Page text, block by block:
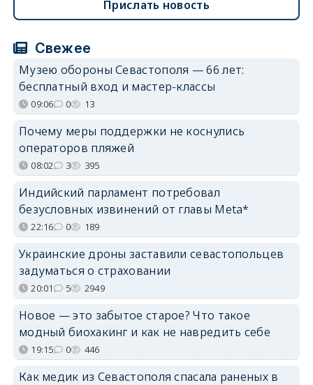
Прислать новость
Свежее
Музею обороны Севастополя — 66 лет:
бесплатный вход и мастер-классы
09:06 0 13
Почему меры поддержки не коснулись
операторов пляжей
08:02 3 395
Индийский парламент потребовал
безусловных извинений от главы Meta*
22:16 0 189
Украинские дроны заставили севастопольцев
задуматься о страховании
20:01 5 2949
Новое — это забытое старое? Что такое
модный биохакинг и как не навредить себе
19:15 0 446
Как медик из Севастополя спасала раненых в